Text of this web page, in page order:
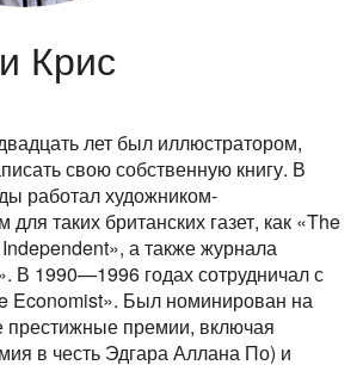
Крис
лет был иллюстратором,
свою собственную книгу. В
работал художником-
для таких британских газет, как «The
а также журнала
В 1990—1996 годах сотрудничал с
Economist». Был номинирован на
премии, включая
в честь Эдгара Аллана По) и